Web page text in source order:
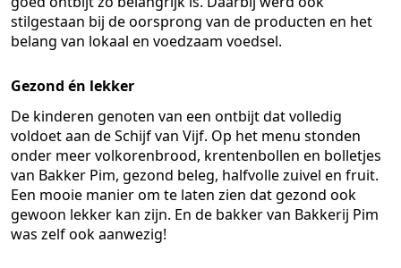
stilgestaan bij de oorsprong van de producten en het
belang van lokaal en voedzaam voedsel.
Gezond én lekker
De kinderen genoten van een ontbijt dat volledig
voldoet aan de Schijf van Vijf. Op het menu stonden
onder meer volkorenbrood, krentenbollen en bolletjes
van Bakker Pim, gezond beleg, halfvolle zuivel en fruit.
Een mooie manier om te laten zien dat gezond ook
gewoon lekker kan zijn. En de bakker van Bakkerij Pim
was zelf ook aanwezig!